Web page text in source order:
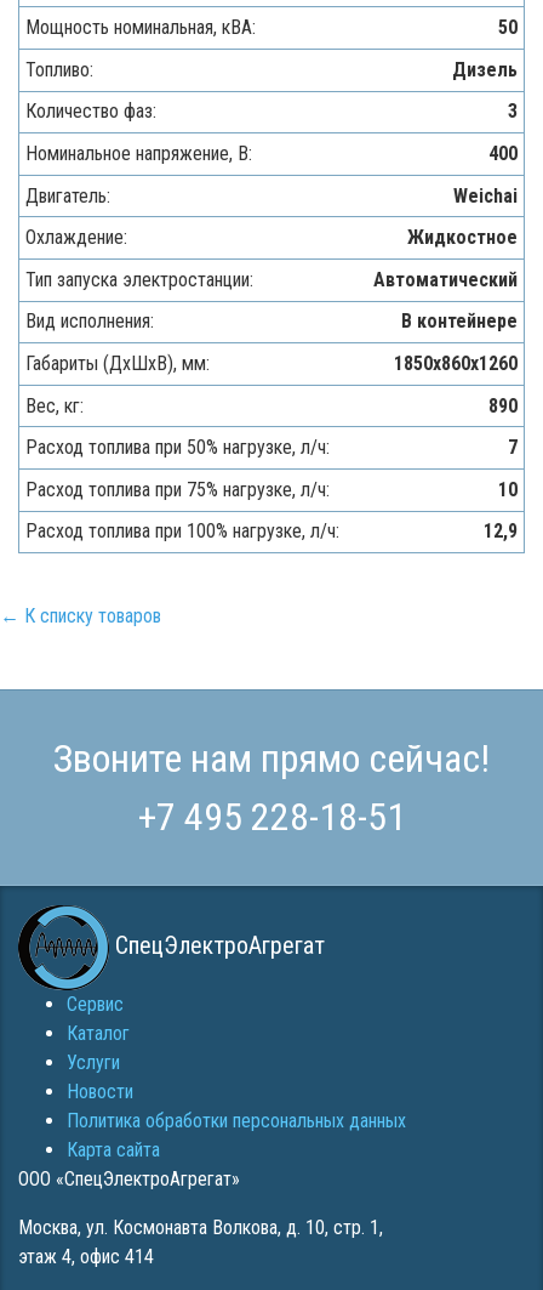
Мощность номинальная, кВА:
50
Топливо:
Дизель
Количество фаз:
3
Номинальное напряжение, В:
400
Двигатель:
Weichai
Охлаждение:
Жидкостное
Тип запуска электростанции:
Автоматический
Вид исполнения:
В контейнере
Габариты (ДхШхВ), мм:
1850х860х1260
Вес, кг:
890
Расход топлива при 50% нагрузке, л/ч:
7
Расход топлива при 75% нагрузке, л/ч:
10
Расход топлива при 100% нагрузке, л/ч:
12,9
← К списку товаров
Звоните нам прямо сейчас!
+7 495 228-18-51
СпецЭлектроАгрегат
Сервис
Каталог
Услуги
Новости
Политика обработки персональных данных
Карта сайта
ООО «СпецЭлектроАгрегат»
Москва, ул. Космонавта Волкова, д. 10, стр. 1,
этаж 4, офис 414